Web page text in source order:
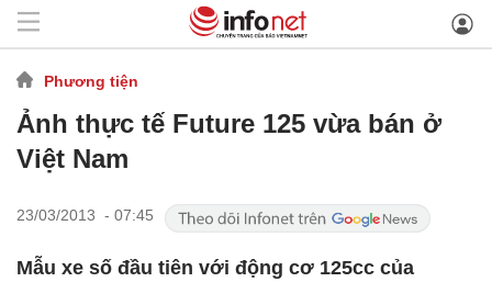
Phương tiện
Ảnh thực tế Future 125 vừa bán ở
Việt Nam
23/03/2013 - 07:45
Mẫu xe số đầu tiên với động cơ 125cc của